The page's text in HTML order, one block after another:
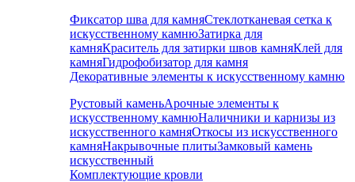
Фиксатор шва для камняСтеклотканевая сетка к
искусственному камнюЗатирка для
камняКраситель для затирки швов камняКлей для
камняГидрофобизатор для камня
Декоративные элементы к искусственному камню
Рустовый каменьАрочные элементы к
искусственному камнюНаличники и карнизы из
искусственного камняОткосы из искусственного
камняНакрывочные плитыЗамковый камень
искусственный
Комплектующие кровли